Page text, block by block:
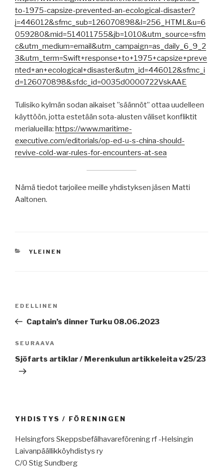
to-1975-capsize-prevented-an-ecological-disaster?
j=446012&sfmc_sub=126070898&l=256_HTML&u=6
059280&mid=514011755&jb=1010&utm_source=sfm
c&utm_medium=email&utm_campaign=as_daily_6_9_2
3&utm_term=Swift+response+to+1975+capsize+preve
nted+an+ecological+disaster&utm_id=446012&sfmc_i
d=126070898&sfdc_id=0035d0000722VskAAE
Tulisiko kylmän sodan aikaiset ”säännöt” ottaa uudelleen
käyttöön, jotta estetään sota-alusten väliset konfliktit
merialueilla: https://www.maritime-
executive.com/editorials/op-ed-u-s-china-should-
revive-cold-war-rules-for-encounters-at-sea
Nämä tiedot tarjoilee meille yhdistyksen jäsen Matti
Aaltonen.
KATEGORIAT
YLEINEN
Edellinen
artikkeli
EDELLINEN
Captain’s dinner Turku 08.06.2023
Seuraava
artikkeli
SEURAAVA
Sjöfarts artiklar / Merenkulun artikkeleita v25/23
YHDISTYS / FÖRENINGEN
Helsingfors Skeppsbefälhavareförening rf -Helsingin
Laivanpäällikköyhdistys ry
C/0 Stig Sundberg